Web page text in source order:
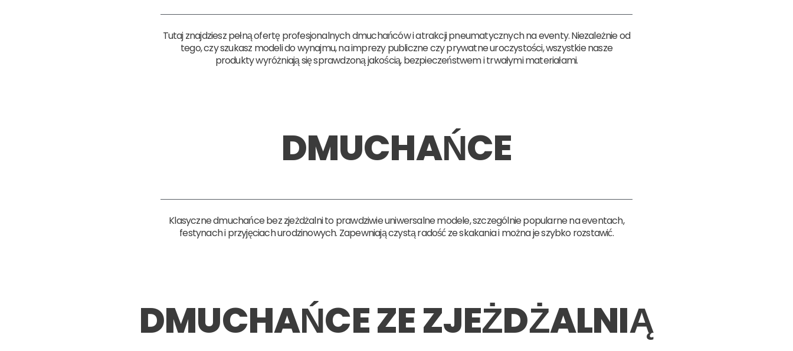
Tutaj znajdziesz pełną ofertę profesjonalnych dmuchańców i atrakcji pneumatycznych na eventy. Niezależnie od
tego, czy szukasz modeli do wynajmu, na imprezy publiczne czy prywatne uroczystości, wszystkie nasze
produkty wyróżniają się sprawdzoną jakością, bezpieczeństwem i trwałymi materiałami.
DMUCHAŃCE
Klasyczne dmuchańce bez zjeżdżalni to prawdziwie uniwersalne modele, szczególnie popularne na eventach,
festynach i przyjęciach urodzinowych. Zapewniają czystą radość ze skakania i można je szybko rozstawić.
DMUCHAŃCE ZE ZJEŻDŻALNIĄ